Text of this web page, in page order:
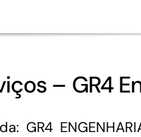
– GR4
GR4